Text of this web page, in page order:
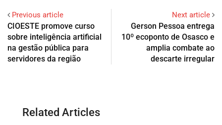
Previous article
CIOESTE promove curso
sobre inteligência artificial
na gestão pública para
servidores da região
Next article
Gerson Pessoa entrega
10º ecoponto de Osasco e
amplia combate ao
descarte irregular
Related Articles